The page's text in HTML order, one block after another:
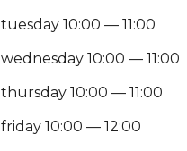
tuesday 10:00 — 11:00
wednesday 10:00 — 11:00
thursday 10:00 — 11:00
friday 10:00 — 12:00